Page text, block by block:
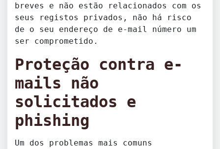
breves e não estão relacionados com os
seus registos privados, não há risco
de o seu endereço de e-mail número um
ser comprometido.
Proteção contra e-
mails não
solicitados e
phishing
Um dos problemas mais comuns